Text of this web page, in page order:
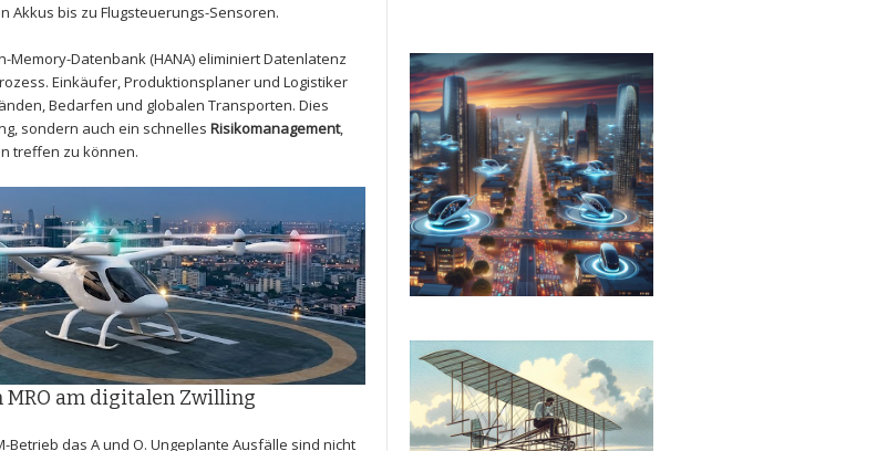
bis zu Flugsteuerungs-Sensoren.
Memory-Datenbank (HANA) eliminiert Datenlatenz
Einkäufer, Produktionsplaner und Logistiker
Bedarfen und globalen Transporten. Dies
sondern auch ein schnelles Risikomanagement,
treffen zu können.
am digitalen Zwilling
das A und O. Ungeplante Ausfälle sind nicht